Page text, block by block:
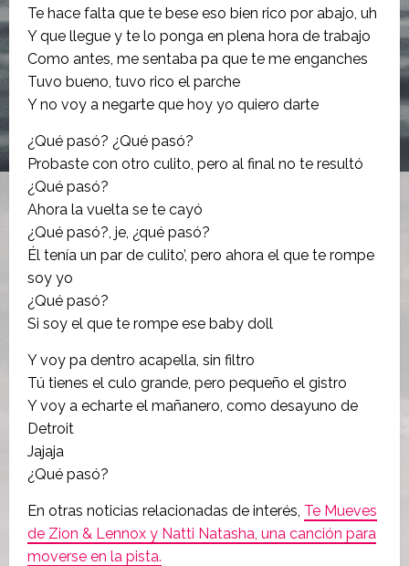
Te hace falta que te bese eso bien rico por abajo, uh
Y que llegue y te lo ponga en plena hora de trabajo
Como antes, me sentaba pa que te me enganches
Tuvo bueno, tuvo rico el parche
Y no voy a negarte que hoy yo quiero darte
¿Qué pasó? ¿Qué pasó?
Probaste con otro culito, pero al final no te resultó
¿Qué pasó?
Ahora la vuelta se te cayó
¿Qué pasó?, je, ¿qué pasó?
Él tenía un par de culito’, pero ahora el que te rompe
soy yo
¿Qué pasó?
Si soy el que te rompe ese baby doll
Y voy pa dentro acapella, sin filtro
Tú tienes el culo grande, pero pequeño el gistro
Y voy a echarte el mañanero, como desayuno de
Detroit
Jajaja
¿Qué pasó?
En otras noticias relacionadas de interés, Te Mueves
de Zion & Lennox y Natti Natasha, una canción para
moverse en la pista.